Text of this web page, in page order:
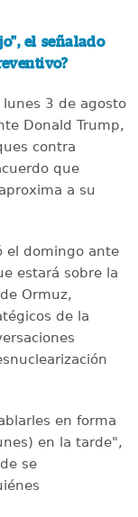
el señalado
3 de agosto
Donald Trump,
contra
que
a su
el domingo ante
estará sobre la
Ormuz,
de la
en forma
en la tarde",
se